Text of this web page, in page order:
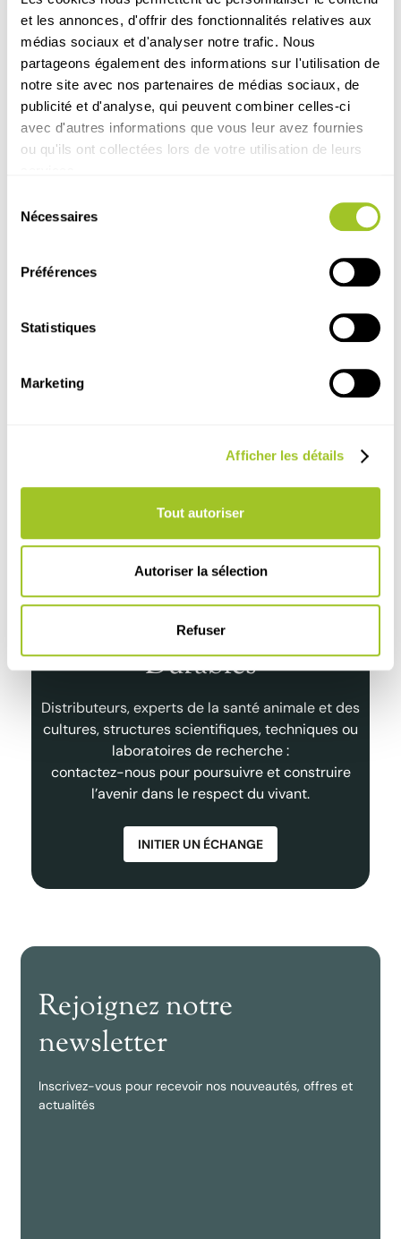
et les annonces, d'offrir des fonctionnalités relatives aux
médias sociaux et d'analyser notre trafic. Nous
partageons également des informations sur l'utilisation de
notre site avec nos partenaires de médias sociaux, de
publicité et d'analyse, qui peuvent combiner celles-ci
avec d'autres informations que vous leur avez fournies
ou qu'ils ont collectées lors de votre utilisation de leurs
Nécessaires
Préférences
Statistiques
Marketing
Afficher les détails
Tout autoriser
Autoriser la sélection
Refuser
Original Process participe aux
Lire l'article
Partenariats de Qualité et
Durables
Distributeurs, experts de la santé animale et des
cultures, structures scientifiques, techniques ou
laboratoires de recherche :
contactez-nous pour poursuivre et construire
l’avenir dans le respect du vivant.
INITIER UN ÉCHANGE
Rejoignez notre
newsletter
Inscrivez-vous pour recevoir nos nouveautés, offres et
actualités